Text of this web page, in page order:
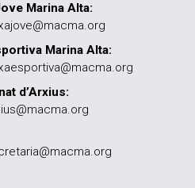
Marina Alta:
Marina Alta:
d’Arxius: